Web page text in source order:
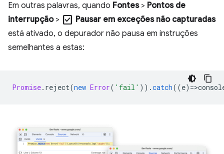
Em outras palavras, quando Fontes> Pontos de
interrupção> check_box Pausar em exceções não capturadas
está ativado, o depurador não pausa em instruções
semelhantes a estas:
Promise. reject(new Error( 'fail' )).catch((e) =>